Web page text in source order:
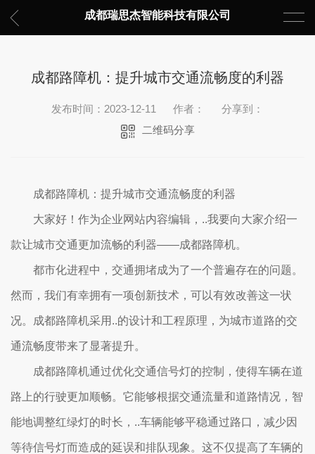
成都瑞思杰智能科技有限公司
成都路障机：提升城市交通流畅度的利器
发布时间：2023-12-11 作者：
分享到：
二维码分享
成都路障机：提升城市交通流畅度的利器
大家好！作为企业网站内容编辑，..我要向大家介绍一
款让城市交通更加流畅的利器——成都路障机。
都市化进程中，交通拥堵成为了一个普遍存在的问题。
然而，我们有幸拥有一项创新技术，可以有效改善这一状
况。成都路障机采用..的设计和工程原理，为城市道路的交
通流畅度带来了显著提升。
成都路障机通过优化交通信号灯的控制，使得车辆在道
路上的行驶更加顺畅。它能够根据交通流量和道路情况，智
能地调整红绿灯的时长，..车辆能够平稳通过路口，减少因
等待信号灯而造成的延误和排队现象。这不仅提高了车辆的